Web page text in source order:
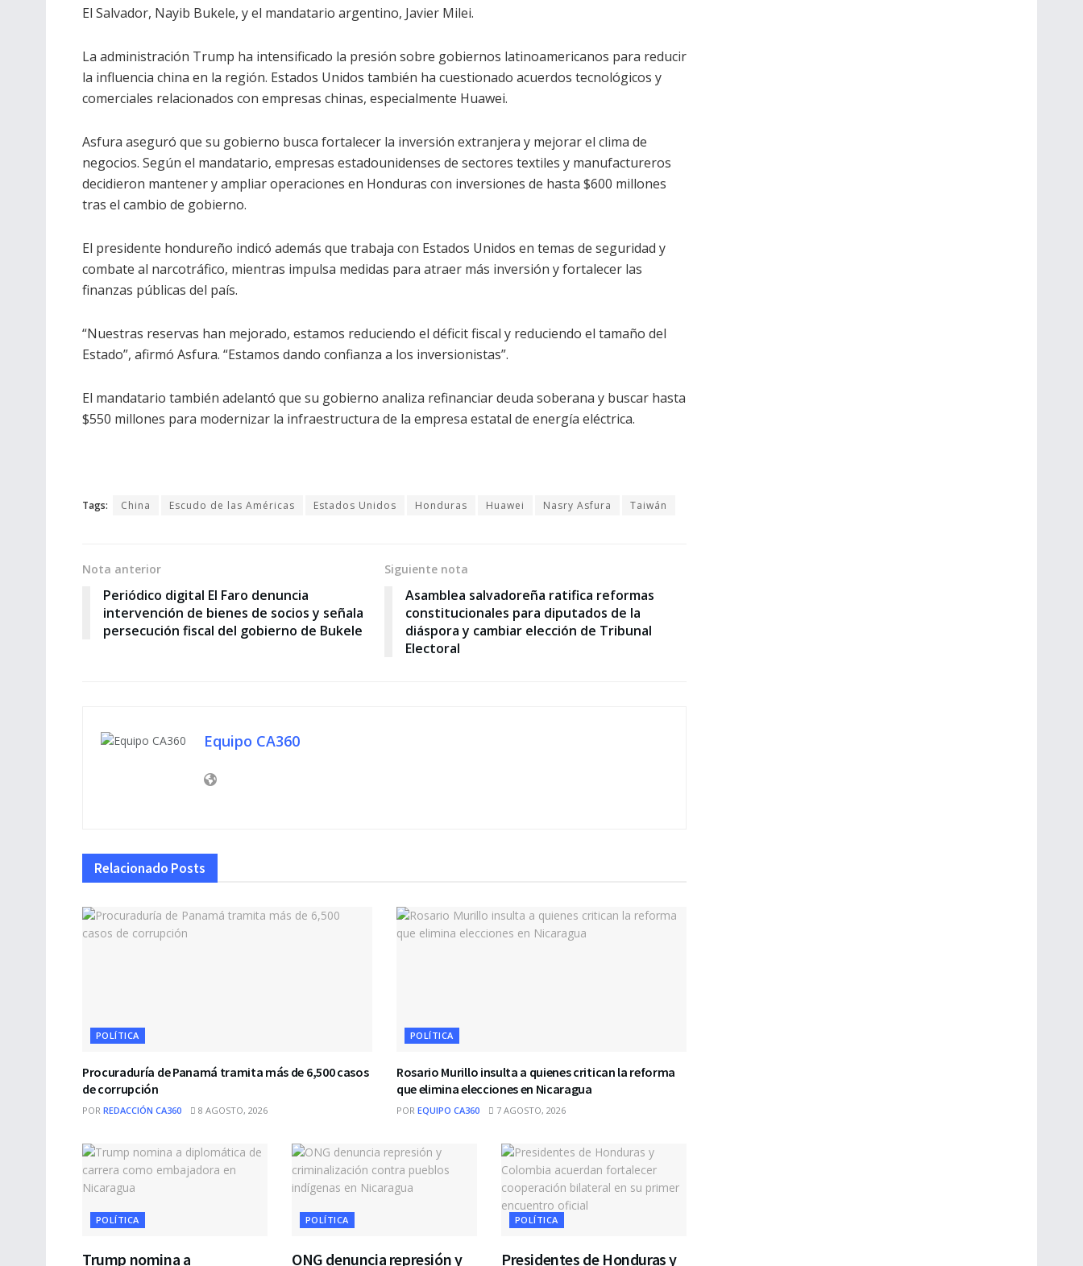
El Salvador, Nayib Bukele, y el mandatario argentino, Javier Milei.
La administración Trump ha intensificado la presión sobre gobiernos latinoamericanos para reducir
la influencia china en la región. Estados Unidos también ha cuestionado acuerdos tecnológicos y
comerciales relacionados con empresas chinas, especialmente Huawei.
Asfura aseguró que su gobierno busca fortalecer la inversión extranjera y mejorar el clima de
negocios. Según el mandatario, empresas estadounidenses de sectores textiles y manufactureros
decidieron mantener y ampliar operaciones en Honduras con inversiones de hasta $600 millones
tras el cambio de gobierno.
El presidente hondureño indicó además que trabaja con Estados Unidos en temas de seguridad y
combate al narcotráfico, mientras impulsa medidas para atraer más inversión y fortalecer las
finanzas públicas del país.
“Nuestras reservas han mejorado, estamos reduciendo el déficit fiscal y reduciendo el tamaño del
Estado”, afirmó Asfura. “Estamos dando confianza a los inversionistas”.
El mandatario también adelantó que su gobierno analiza refinanciar deuda soberana y buscar hasta
$550 millones para modernizar la infraestructura de la empresa estatal de energía eléctrica.
Tags: China Escudo de las Américas Estados Unidos Honduras Huawei Nasry Asfura Taiwán
Nota anterior
Periódico digital El Faro denuncia
intervención de bienes de socios y señala
persecución fiscal del gobierno de Bukele
Siguiente nota
Asamblea salvadoreña ratifica reformas
constitucionales para diputados de la
diáspora y cambiar elección de Tribunal
Electoral
Equipo CA360
Relacionado Posts
POLÍTICA
Procuraduría de Panamá tramita más de 6,500 casos
de corrupción
POR REDACCIÓN CA360 8 AGOSTO, 2026
POLÍTICA
Rosario Murillo insulta a quienes critican la reforma
que elimina elecciones en Nicaragua
POR EQUIPO CA360 7 AGOSTO, 2026
POLÍTICA
Trump nomina a
POLÍTICA
ONG denuncia represión y
POLÍTICA
Presidentes de Honduras y